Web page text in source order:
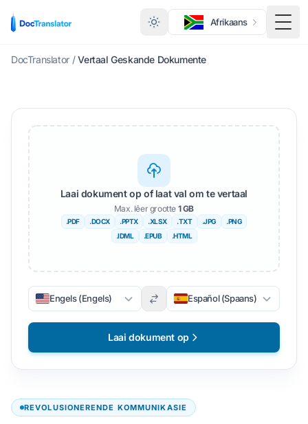
Afrikaans
DocTranslator / Vertaal Geskande Dokumente
REVOLUSIONERENDE KOMMUNIKASIE
Laai dokument op of laat val om te vertaal
Max. lêer grootte 1 GB
.PDF .DOCX .PPTX .XLSX .TXT .JPG
.PNG
.IDML
.EPUB .HTML
Engels (Engels) Español (Spaans)
Laai dokument op